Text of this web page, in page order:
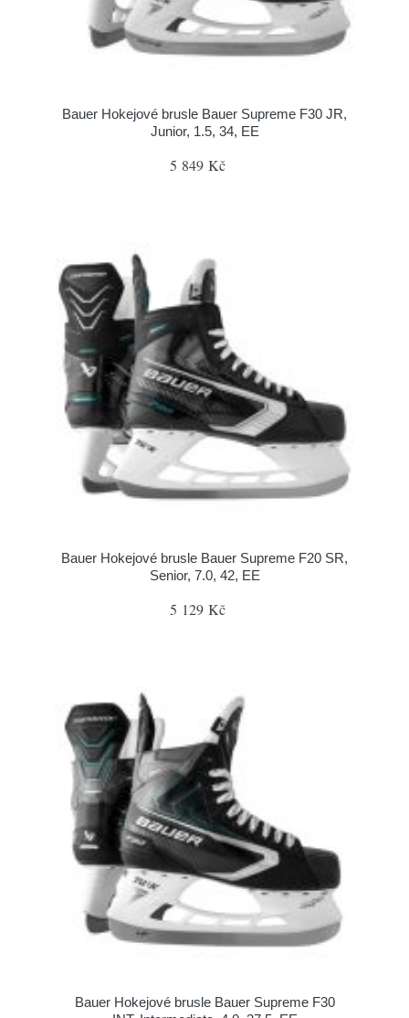
Bauer Hokejové brusle Bauer Supreme F30 JR,
Junior, 1.5, 34, EE
5 849 Kč
Bauer Hokejové brusle Bauer Supreme F20 SR,
Senior, 7.0, 42, EE
5 129 Kč
Bauer Hokejové brusle Bauer Supreme F30